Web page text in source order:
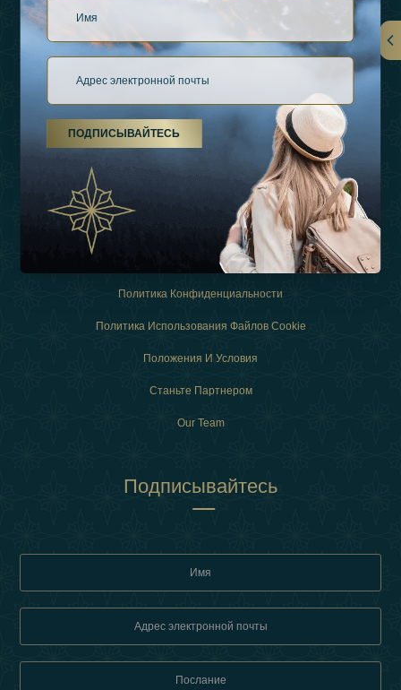
О Нас
Виды Отдыха
Связаться
Политика Конфиденциальности
Политика Использования Файлов Cookie
Положения И Условия
Станьте Партнером
Our Team
Подписывайтесь
ПОДПИСЫВАЙТЕСЬ